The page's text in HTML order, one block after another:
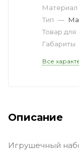
Материал
Тип —
Товар для
Габариты
Все
Описание
Игрушечный